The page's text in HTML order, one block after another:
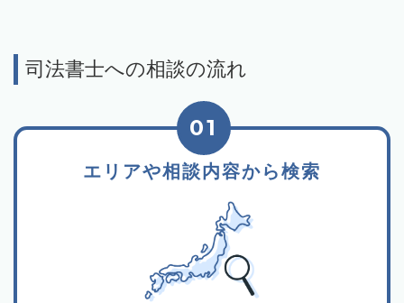
司法書士への相談の流れ
エリアや相談内容から検索
01